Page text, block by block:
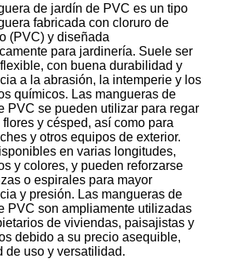
de jardín de PVC es un tipo
fabricada con cloruro de
(PVC) y diseñada
para jardinería. Suele ser
flexible, con buena durabilidad y
a la abrasión, la intemperie y los
químicos. Las mangueras de
PVC se pueden utilizar para regar
flores y césped, así como para
y otros equipos de exterior.
en varias longitudes,
y colores, y pueden reforzarse
o espirales para mayor
y presión. Las mangueras de
PVC son ampliamente utilizadas
de viviendas, paisajistas y
debido a su precio asequible,
de uso y versatilidad.